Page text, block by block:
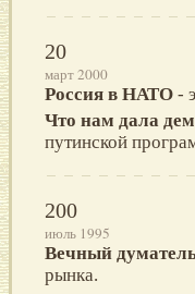
20
март 2000
Россия в HАТО -
Что нам дала
путинской
200
июль 1995
Вечный
рынка.